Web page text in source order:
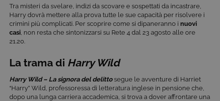
Tra misteri da svelare, indizi da scovare e sospettati da incastrare,
Harry dovrà mettere alla prova tutte le sue capacità per risolvere i
crimini più complicati. Per scoprire come si dipaneranno i nuovi
casi , non resta che sintonizzarsi su Rete 4 dal 23 agosto alle ore
21.20.
La trama di Harry Wild
Harry Wild – La signora del delittosegue le avventure di Harriet
“Harry” Wild, professoressa di letteratura inglese in pensione che,
dopo una lunga carriera accademica, si trova a dover affrontare una